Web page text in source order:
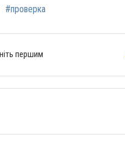
#проверка
першим